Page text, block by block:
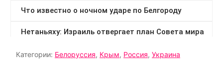
Категории:Белоруссия,Крым,Россия,Украина
Тэги: Беломайдан